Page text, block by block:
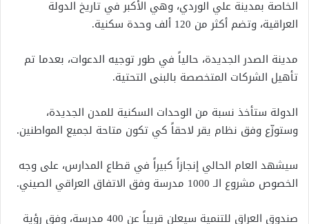
الخاصة بمدينة علي الوردي، وهي الأكبر في تاريخ الدولة
العراقية، وتضم أكثر من 120 ألف وحدة سكنية.
مدينة الصدر الجديدة، حالياً في طور توجيه الدعوات، بعدما تم
تأهيل الشركات المتخصصة بالبنى التحتية.
الدولة ستأخذ نسبة من الوحدات السكنية للمدن الجديدة،
وستوزّع وفق نظام يقر لاحقاً كي تكون متاحة لجميع المواطنين.
سيشهد العام الحالي إنجازاً كبيراً في قطاع المدارس، على وجه
الخصوص مشروع الـ 1000 مدرسة وفق الاتفاق العراقي الصيني.
صندوق العراق للتنمية سيعلن قريباً عن 400 مدرسة، وفق رؤية